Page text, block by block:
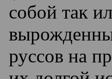
собой так
руссов на